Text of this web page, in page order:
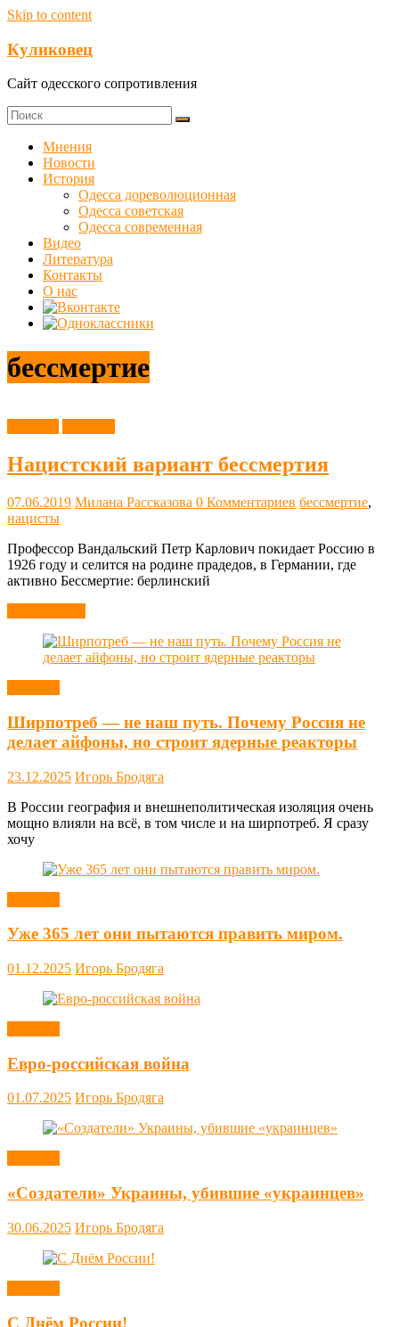
Skip to content
Куликовец
Сайт одесского сопротивления
Мнения
Новости
История
Одесса дореволюционная
Одесса советская
Одесса современная
Видео
Литература
Контакты
О нас
бессмертие
Нацистский вариант бессмертия
07.06.2019 Милана Рассказова 0 Комментариев бессмертие,
нацисты
Профессор Вандальский Петр Карлович покидает Россию в
1926 году и селится на родине прадедов, в Германии, где
активно Бессмертие: берлинский
Ширпотреб — не наш путь. Почему Россия не
делает айфоны, но строит ядерные реакторы
23.12.2025 Игорь Бродяга
В России география и внешнеполитическая изоляция очень
мощно влияли на всё, в том числе и на ширпотреб. Я сразу
хочу
Уже 365 лет они пытаются править миром.
01.12.2025 Игорь Бродяга
Евро-российская война
01.07.2025 Игорь Бродяга
«Создатели» Украины, убившие «украинцев»
30.06.2025 Игорь Бродяга
С Днём России!